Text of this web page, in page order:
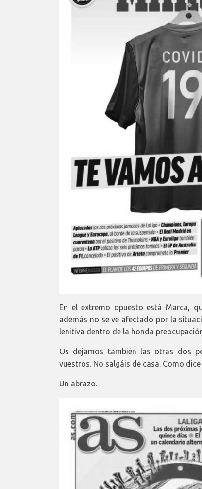
En el extremo opuesto está Marca,
además no se ve afectado por la
lenitiva dentro de la honda
Os dejamos también las otras dos
vuestros. No salgáis de casa. Como
Un abrazo.